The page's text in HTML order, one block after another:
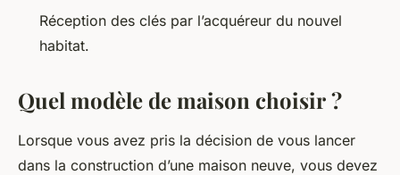
Réception des clés par l’acquéreur du nouvel
habitat.
Quel modèle de maison choisir ?
Lorsque vous avez pris la décision de vous lancer
dans la construction d’une maison neuve, vous devez